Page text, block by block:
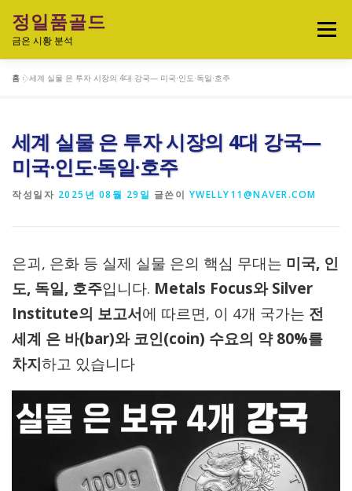
정일품골드
금은 시황 분석
메뉴
오늘의 금은시세 분석 금은 투자정보
정일품골드 제품관
홈 »세계 실물 은 투자 시장의 4대 강국— 미국·인도·독일·호주
세계 실물 은 투자 시장의 4대 강국—
미국·인도·독일·호주
작성일자 2025년 08월 29일 글쓴이 YWELLY11@NAVER.COM
은괴, 은화 등 실제 실물 은의 핵심 무대는 미국, 인
도, 독일, 호주입니다. Metals Focus와 Silver
Institute의 보고서에 따르면, 이 4개 국가는 전
세계 은 바(bar)와 코인(coin) 수요의 약 80%를
차지하고 있습니다